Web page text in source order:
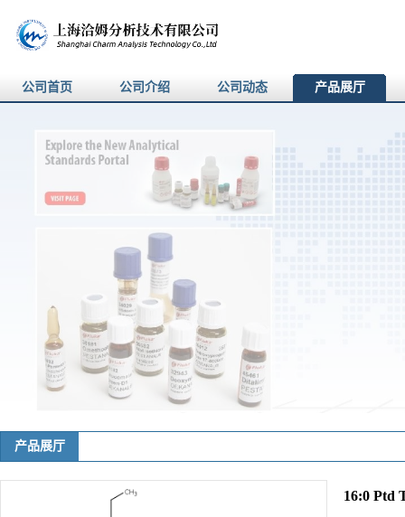
公司首页 公司介绍 公司动态 产品展厅
产品展厅
16:0 Ptd